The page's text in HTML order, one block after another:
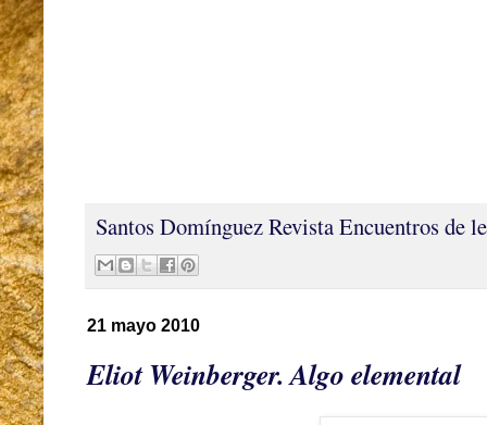
Santos DomínguezRevista Encuentros de
21 mayo 2010
Eliot Weinberger. Algo elemental